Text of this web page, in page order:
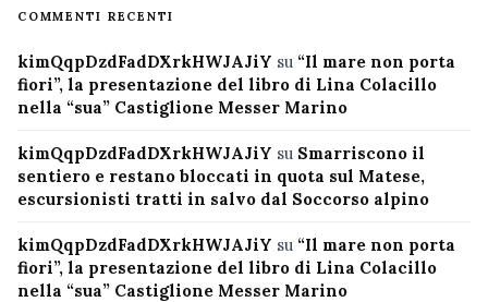
COMMENTI RECENTI
kimQqpDzdFadDXrkHWJAJiY su “Il mare non porta
fiori”, la presentazione del libro di Lina Colacillo
nella “sua” Castiglione Messer Marino
kimQqpDzdFadDXrkHWJAJiY su Smarriscono il
sentiero e restano bloccati in quota sul Matese,
escursionisti tratti in salvo dal Soccorso alpino
kimQqpDzdFadDXrkHWJAJiY su “Il mare non porta
fiori”, la presentazione del libro di Lina Colacillo
nella “sua” Castiglione Messer Marino